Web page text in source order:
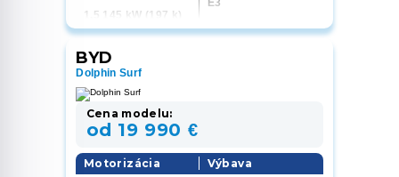
1.5 145 kW (197 k)
6AT
BYD
Dolphin Surf
Cena modelu:
od 19 990 €
Motorizácia Výbava